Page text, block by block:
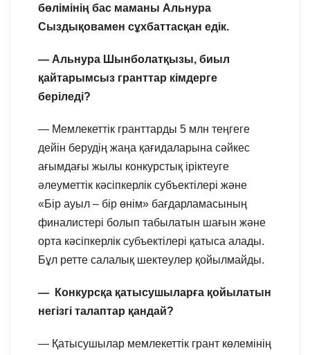
бөлімінің бас маманы Альнура
Сыздықовамен сұхбаттасқан едік.
— Альнура Шынболатқызы, биыл
қайтарымсыз гранттар кімдерге
беріледі?
— Мемлекеттік гранттарды 5 млн теңгеге
дейін берудің жаңа қағидаларына сәйкес
ағымдағы жылы конкурстық іріктеуге
әлеуметтік кәсіпкерлік субъектілері және
«Бір ауыл – бір өнім» бағдарламасының
финалистері болып табылатын шағын және
орта кәсіпкерлік субъектілері қатыса алады.
Бұл ретте салалық шектеулер қойылмайды.
— Конкурсқа қатысушыларға қойылатын
негізгі талаптар қандай?
— Қатысушылар мемлекеттік грант көлемінің